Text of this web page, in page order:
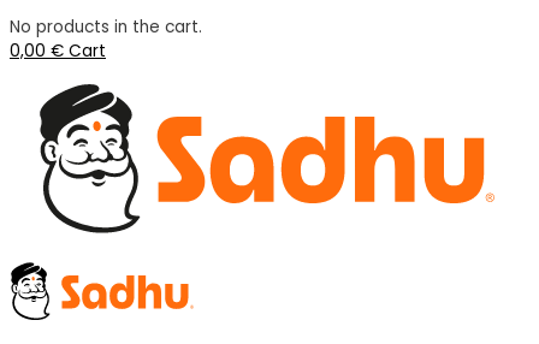
No products in the cart.
0,00 € Cart